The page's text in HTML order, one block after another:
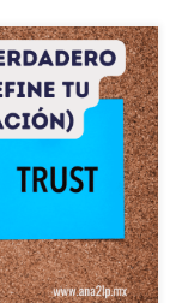
en el
y
sólida e